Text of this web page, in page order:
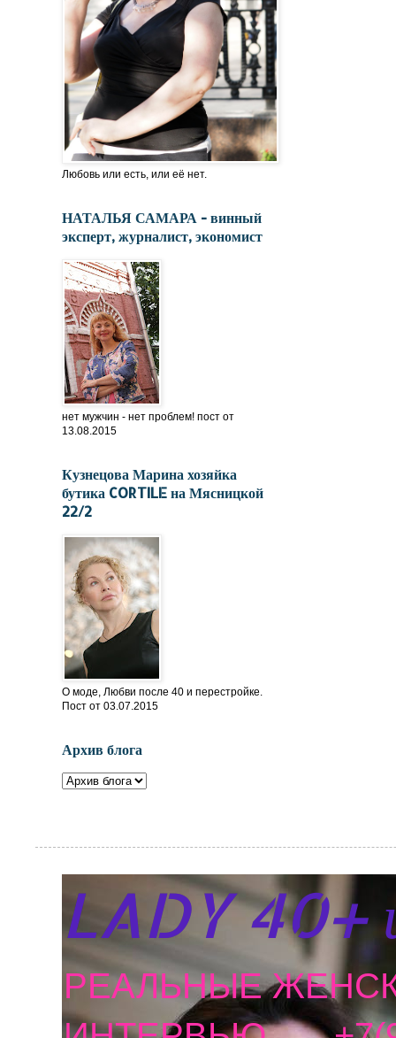
Любовь или есть, или её нет.
НАТАЛЬЯ САМАРА - винный
эксперт, журналист, экономист
нет мужчин - нет проблем! пост от
13.08.2015
Кузнецова Марина хозяйка
бутика CORTILE на Мясницкой
22/2
О моде, Любви после 40 и перестройке.
Пост от 03.07.2015
Архив блога
LADY 40+
РЕАЛЬНЫЕ